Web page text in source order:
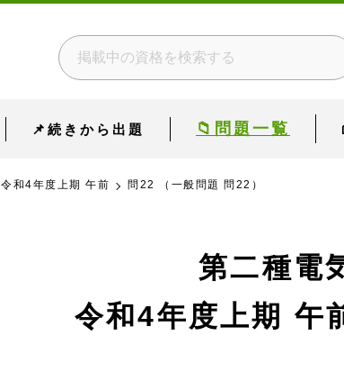
📌続きから出題 📁問題一覧
令和4年度上期 午前 問22 （一般問題 問22）
第二種電
令和4年度上期 午